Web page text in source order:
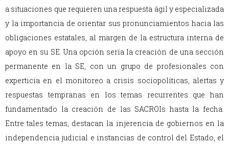
a situaciones que requieren una respuesta ágil y especializada
y la importancia de orientar sus pronunciamientos hacia las
obligaciones estatales, al margen de la estructura interna de
apoyo en su SE. Una opción sería la creación de una sección
permanente en la SE, con un grupo de profesionales con
experticia en el monitoreo a crisis sociopolíticas, alertas y
respuestas tempranas en los temas recurrentes que han
fundamentado la creación de las SACROIs hasta la fecha.
Entre tales temas, destacan la injerencia de gobiernos en la
independencia judicial e instancias de control del Estado, el